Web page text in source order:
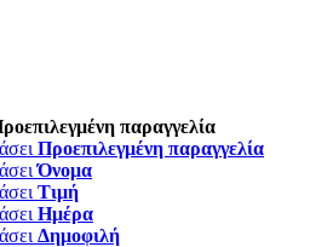
παραγγελία
Προεπιλεγμένη παραγγελία
Όνομα
Τιμή
Ημέρα
Δημοφιλή